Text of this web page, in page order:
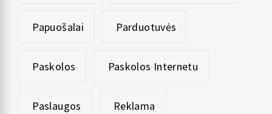
Papuošalai Parduotuvės
Paskolos Paskolos Internetu
Paslaugos Reklama